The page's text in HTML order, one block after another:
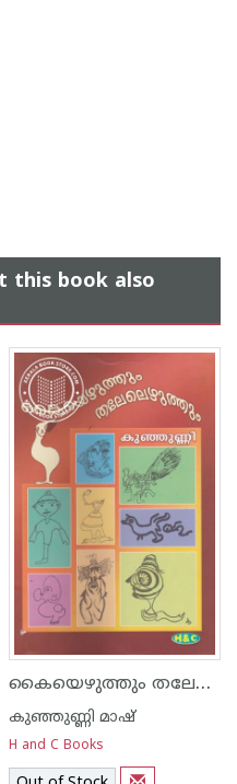
this book also
കൈയെഴുത്തും തലേലെഴുത്തും
കുഞ്ഞുണ്ണി മാഷ്‌
H and C Books